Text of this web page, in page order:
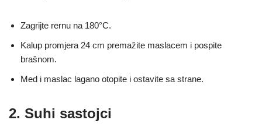
Zagrijte rernu na 180°C.
Kalup promjera 24 cm premažite maslacem i pospite
brašnom.
Med i maslac lagano otopite i ostavite sa strane.
2. Suhi sastojci